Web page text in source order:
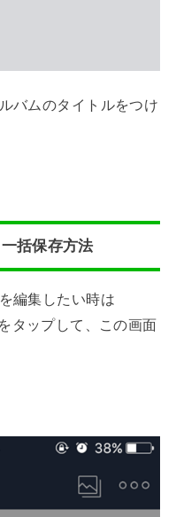
バムのタイトルをつけ
括保存方法
編集したい時は
タップして、この画面